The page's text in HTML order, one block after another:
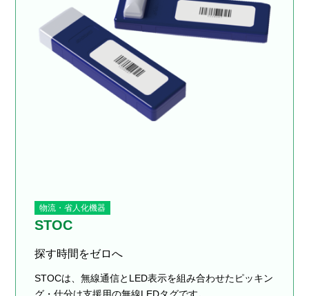
物流・省人化機器
STOC
探す時間をゼロへ
STOCは、無線通信とLED表示を組み合わせたピッキン